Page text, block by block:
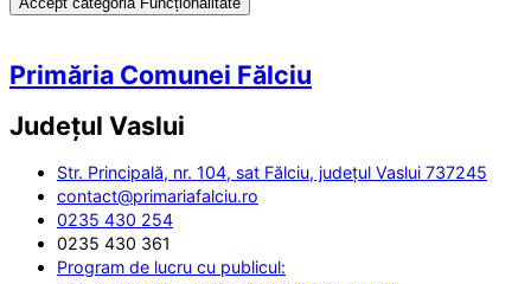
Primăria Comunei Fălciu
Județul Vaslui
Str. Principală, nr. 104, sat Fălciu, județul Vaslui 737245
contact@primariafalciu.ro
0235 430 254
0235 430 361
Program de lucru cu publicul: